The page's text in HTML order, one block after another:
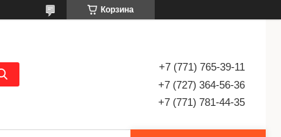
Корзина
+7 (771) 765-39-11
+7 (727) 364-56-36
+7 (771) 781-44-35